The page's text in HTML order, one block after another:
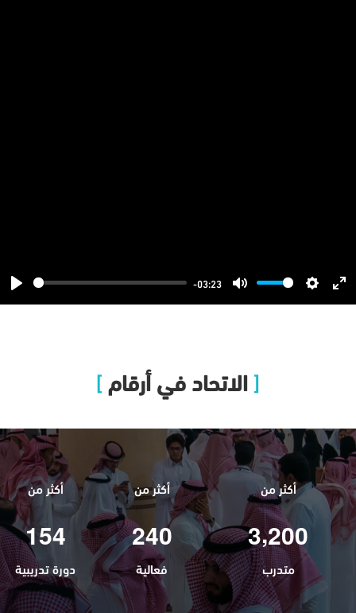
-03:23
الاتحاد في أرقام
أكثر من
154
دورة تدريبية
أكثر من
240
فعالية
أكثر من
3,200
متدرب